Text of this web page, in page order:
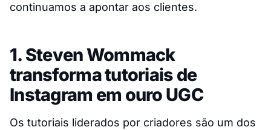
continuamos a apontar aos clientes.
1. Steven Wommack
transforma tutoriais de
Instagram em ouro UGC
Os tutoriais liderados por criadores são um dos